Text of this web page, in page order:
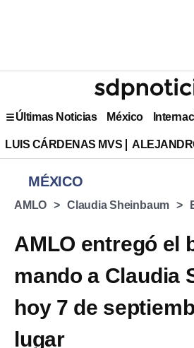
Últimas Noticias México
LUIS CÁRDENAS MVS
MÉXICO
AMLO Claudia Sheinbaum
AMLO entregó el
mando a Claudia
hoy 7 de
lugar